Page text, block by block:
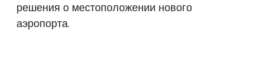
решения о местоположении нового
аэропорта.